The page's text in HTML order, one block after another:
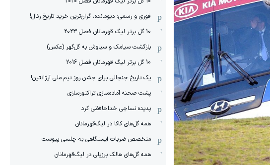
فوری و رسمی: دیومانده، گران‌ترین خرید تاریخ رئال!
10 گل برتر لیگ قهرمانان فصل 2023
بازگشت سیامک و سیاوش به گل‌گهر (عکس)
10 گل برتر لیگ قهرمانان فصل 2016
یک تاریخ جنجالی برای جشن روز تیم ملی آرژانتین!
پشت صحنه آماده‌سازی تراکتورسازی
پدیده نساجی خداحافظی کرد
همه گل‌های کاکا در لیگ‌قهرمانان
متخصص ضربات ایستگاهی به چلسی پیوست
همه گل‌های هالک برزیلی در لیگ‌قهرمانان